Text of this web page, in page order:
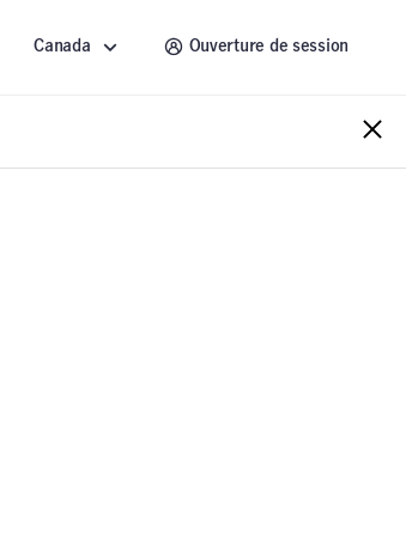
Canada Ouverture de session